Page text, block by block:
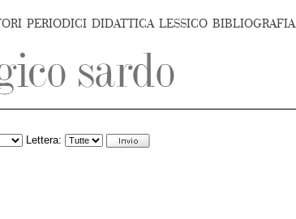
PERIODICI DIDATTICA LESSICO BIBLIOGRAFIA
Lettera: